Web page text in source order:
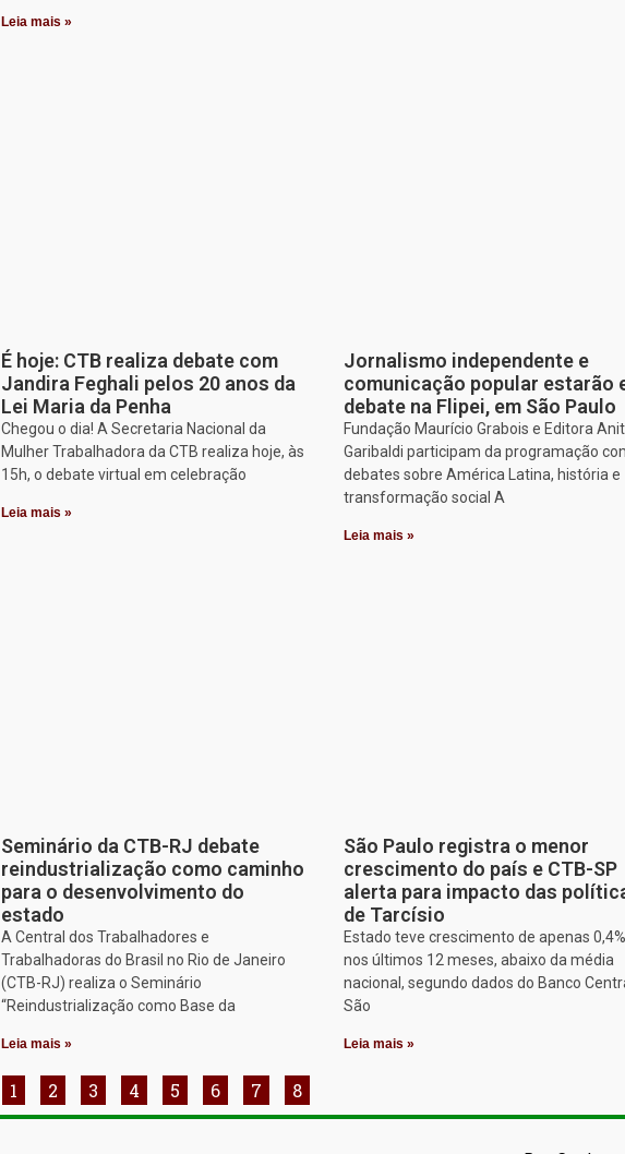
Leia mais »
É hoje: CTB realiza debate com
Jandira Feghali pelos 20 anos da
Lei Maria da Penha
Chegou o dia! A Secretaria Nacional da
Mulher Trabalhadora da CTB realiza hoje, às
15h, o debate virtual em celebração
Leia mais »
Jornalismo independente e
comunicação popular estarão
debate na Flipei, em São Paulo
Fundação Maurício Grabois e Editora
Garibaldi participam da programação
debates sobre América Latina, história e
transformação social A
Leia mais »
Seminário da CTB-RJ debate
reindustrialização como caminho
para o desenvolvimento do
estado
A Central dos Trabalhadores e
Trabalhadoras do Brasil no Rio de Janeiro
(CTB-RJ) realiza o Seminário
“Reindustrialização como Base da
Leia mais »
São Paulo registra o menor
crescimento do país e CTB-SP
alerta para impacto das
de Tarcísio
Estado teve crescimento de apenas 0,4%
nos últimos 12 meses, abaixo da média
nacional, segundo dados do Banco
São
Leia mais »
1 2 3 4 5 6 7 8